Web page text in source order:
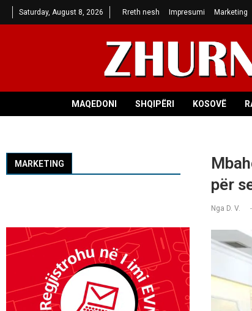
Saturday, August 8, 2026 Rreth nesh Impresumi Marketing
MAQEDONI SHQIPËRI KOSOVË
për
Nga D. V.
MARKETING